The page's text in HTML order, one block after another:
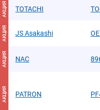
АКЦИЯ TOTACHI
АКЦИЯ JS Asakashi
АКЦИЯ NAC
АКЦИЯ PATRON